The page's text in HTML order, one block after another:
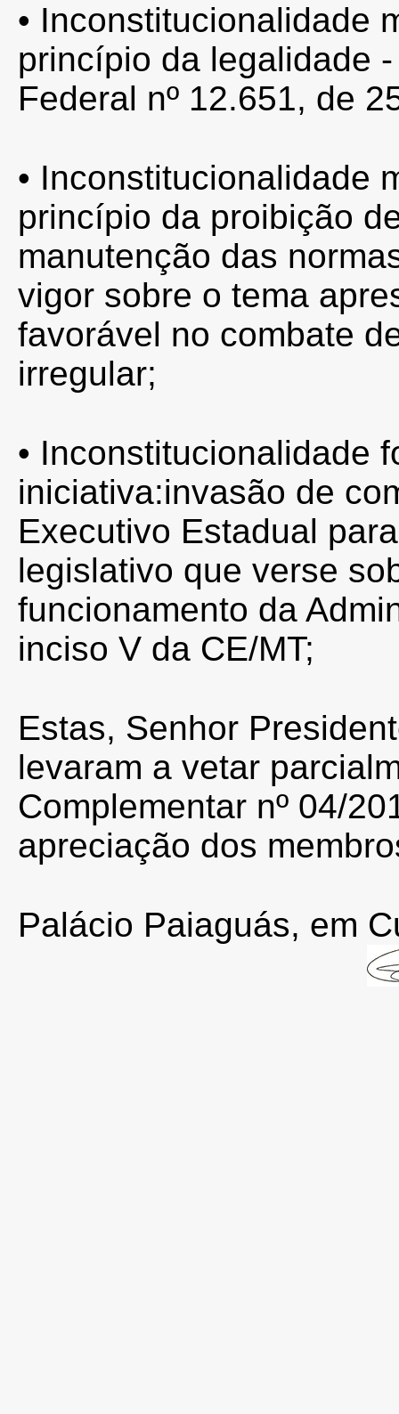
• Inconstitucionalidade
princípio da legalidade
Federal nº 12.651, de
• Inconstitucionalidade
princípio da proibição
manutenção das
vigor sobre o tema
favorável no combate
irregular;
• Inconstitucionalidade
iniciativa:invasão de
Executivo Estadual
legislativo que verse
funcionamento da
inciso V da CE/MT;
Estas, Senhor
levaram a vetar
Complementar nº 04/
apreciação dos
Palácio Paiaguás, em